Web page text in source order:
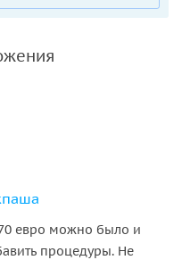
евро можно было и
процедуры. Не